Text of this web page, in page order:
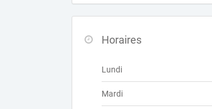
Horaires
Lundi
Mardi